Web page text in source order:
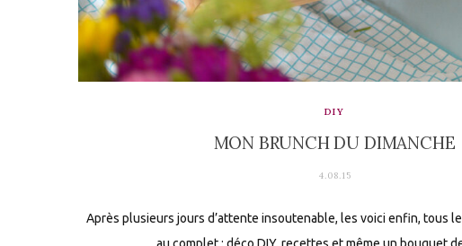
DIY
MON BRUNCH DU DIMANCHE
4.08.15
Après plusieurs jours d’attente insoutenable, les voici enfin, tous